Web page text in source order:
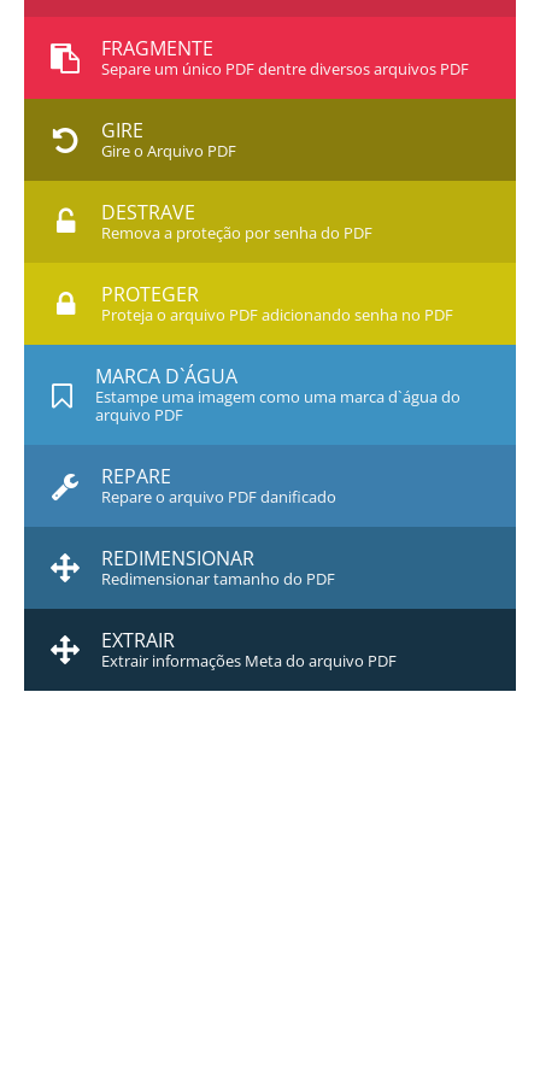
FRAGMENTE
Separe um único PDF dentre diversos arquivos PDF
GIRE
Gire o Arquivo PDF
DESTRAVE
Remova a proteção por senha do PDF
PROTEGER
Proteja o arquivo PDF adicionando senha no PDF
MARCA D`ÁGUA
Estampe uma imagem como uma marca d`água do
arquivo PDF
REPARE
Repare o arquivo PDF danificado
REDIMENSIONAR
Redimensionar tamanho do PDF
EXTRAIR
Extrair informações Meta do arquivo PDF